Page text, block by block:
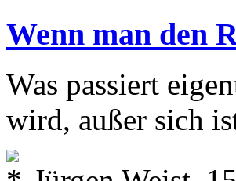
Wenn man den
Was passiert
wird, außer sich